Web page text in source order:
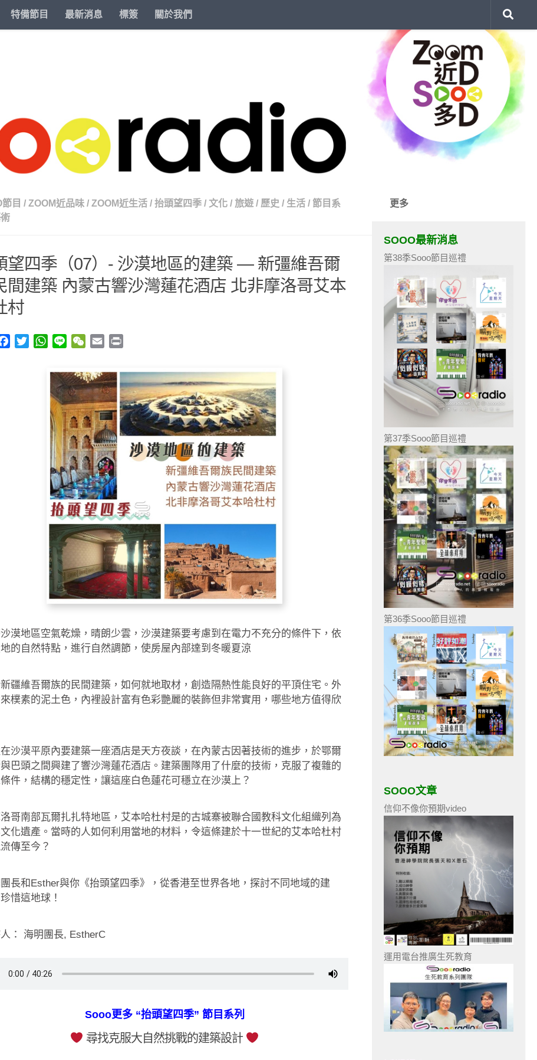
特備節目 最新消息 標簽 關於我們
目 / ZOOM近品味 / ZOOM近生活 / 抬頭望四季 / 文化 / 旅遊 / 歷史 / 生活 / 節目系
望四季（07）- 沙漠地區的建築 — 新彊維吾爾
間建築 內蒙古響沙灣蓮花酒店 北非摩洛哥艾本
村
Facebook
TwitterWhatsApp
Line WeChat
Email
漠地區空氣乾燥，晴朗少雲，沙漠建築要考慮到在電力不充分的條件下，依
的自然特點，進行自然調節，使房屋內部達到冬暖夏涼
疆維吾爾族的民間建築，如何就地取材，創造隔熱性能良好的平頂住宅。外
樸素的泥土色，內裡設計富有色彩艷麗的裝飾但非常實用，哪些地方值得欣
沙漠平原內要建築一座酒店是天方夜談，在內蒙古因著技術的進步，於鄂爾
巴頭之間興建了響沙灣蓮花酒店。建築團隊用了什麼的技術，克服了複雜的
件，結構的穩定性，讓這座白色蓮花可穩立在沙漠上？
哥南部瓦爾扎扎特地區，艾本哈杜村是的古城寨被聯合國教科文化組織列為
化遺產。當時的人如何利用當地的材料，令這條建於十一世紀的艾本哈杜村
傳至今？
長和Esther與你《抬頭望四季》，從香港至世界各地，探討不同地域的建
惜這地球！
： 海明團長, EstherC
Sooo更多 “抬頭望四季” 節目系列
尋找克服大自然挑戰的建築設計
更多
SOOO最新消息
第38季Sooo節目巡禮
第37季Sooo節目巡禮
第36季Sooo節目巡禮
SOOO文章
信仰不像你預期video
運用電台推廣生死教育